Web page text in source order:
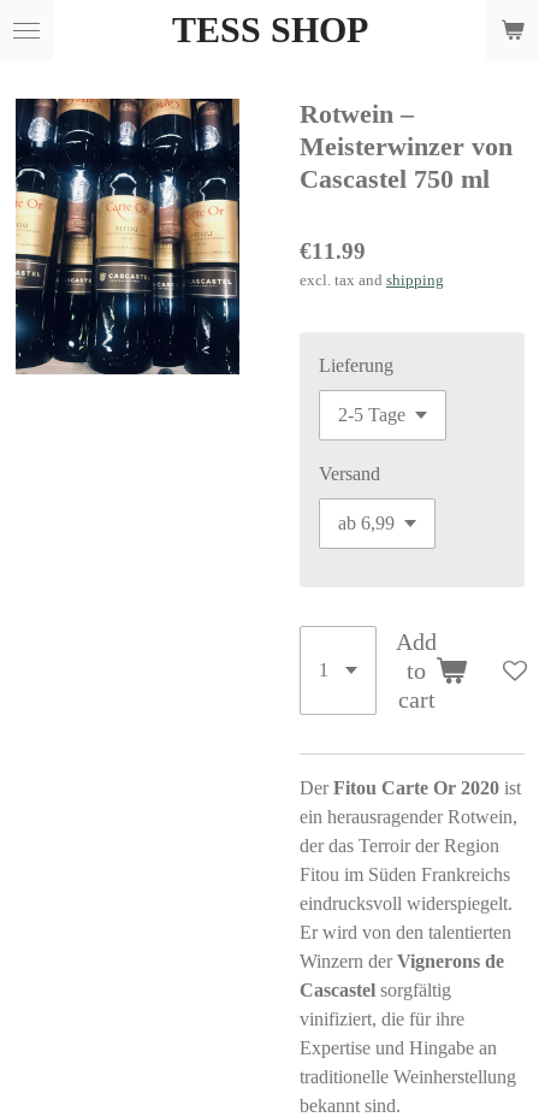
Skip
content
TESS SHOP
Rotwein –
Meisterwinzer von
Cascastel 750 ml
€11.99
excl. tax and shipping
Lieferung
Versand
Add
to
cart
DerFitou Carte Or 2020 ist
ein herausragender Rotwein,
der das Terroir der Region
Fitou im Süden Frankreichs
eindrucksvoll widerspiegelt.
Er wird von den talentierten
Winzern derVignerons de
Cascastel sorgfältig
vinifiziert, die für ihre
Expertise und Hingabe an
traditionelle Weinherstellung
bekannt sind.